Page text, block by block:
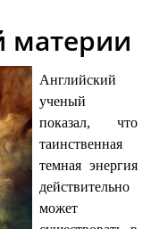
материи
Английский
ученый
показал, что
таинственная
темная энергия
действительно
может